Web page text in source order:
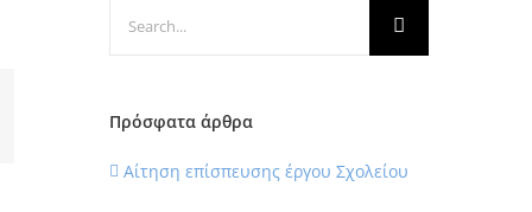
Search
Πρόσφατα άρθρα
Αίτηση επίσπευσης έργου Σχολείου